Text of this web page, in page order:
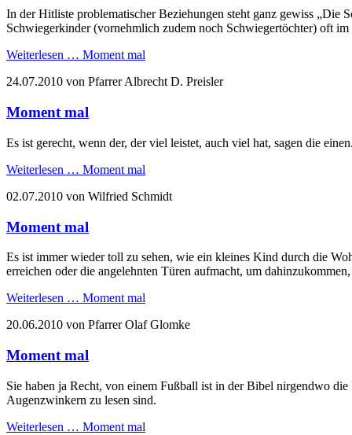
In der Hitliste problematischer Beziehungen steht ganz gewiss „Die
Schwiegerkinder (vornehmlich zudem noch Schwiegertöchter) oft
Weiterlesen … Moment mal
24.07.2010 von Pfarrer Albrecht D. Preisler
Moment mal
Es ist gerecht, wenn der, der viel leistet, auch viel hat, sagen die
Weiterlesen … Moment mal
02.07.2010 von Wilfried Schmidt
Moment mal
Es ist immer wieder toll zu sehen, wie ein kleines Kind durch die
erreichen oder die angelehnten Türen aufmacht, um
Weiterlesen … Moment mal
20.06.2010 von Pfarrer Olaf Glomke
Moment mal
Sie haben ja Recht, von einem Fußball ist in der Bibel nirgendwo
Augenzwinkern zu lesen sind.
Weiterlesen … Moment mal